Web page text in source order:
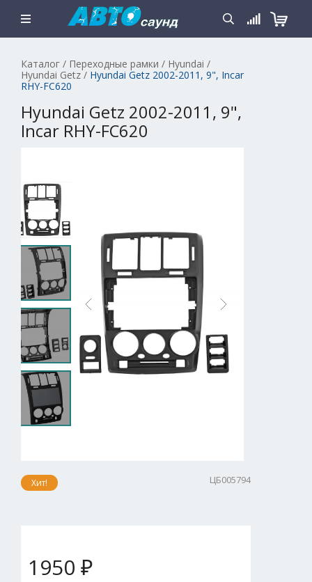
Каталог / Переходные рамки / Hyundai /
Hyundai Getz/ Hyundai Getz 2002-2011, 9", Incar
RHY-FC620
Hyundai Getz 2002-2011, 9",
Incar RHY-FC620
Хит! ЦБ005794
1950 ₽